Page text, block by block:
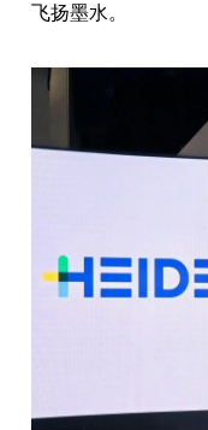
飞扬墨水。